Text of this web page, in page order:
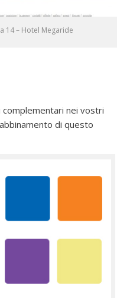
14 – Hotel Megaride
nei vostri
di questo